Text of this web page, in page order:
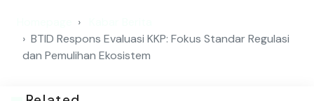
BTID Respons Evaluasi KKP: Fokus Standar Regulasi
dan Pemulihan Ekosistem